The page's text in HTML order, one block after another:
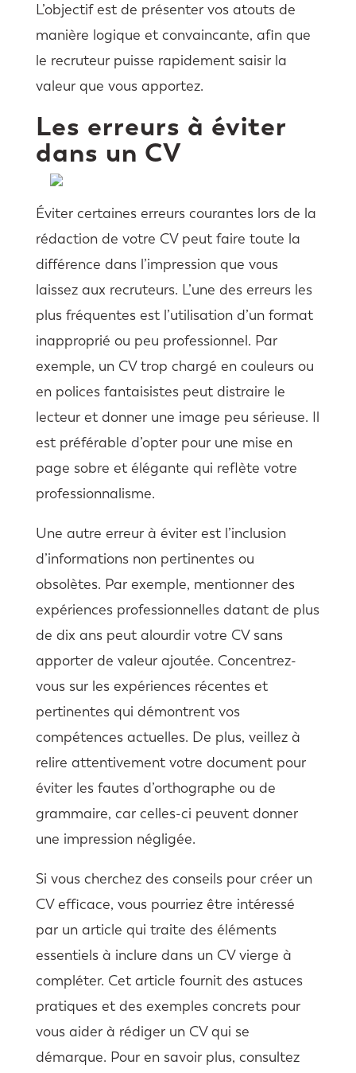
L’objectif est de présenter vos atouts de
manière logique et convaincante, afin que
le recruteur puisse rapidement saisir la
valeur que vous apportez.
Les erreurs à éviter
dans un CV
Éviter certaines erreurs courantes lors de la
rédaction de votre CV peut faire toute la
différence dans l’impression que vous
laissez aux recruteurs. L’une des erreurs les
plus fréquentes est l’utilisation d’un format
inapproprié ou peu professionnel. Par
exemple, un CV trop chargé en couleurs ou
en polices fantaisistes peut distraire le
lecteur et donner une image peu sérieuse. Il
est préférable d’opter pour une mise en
page sobre et élégante qui reflète votre
professionnalisme.
Une autre erreur à éviter est l’inclusion
d’informations non pertinentes ou
obsolètes. Par exemple, mentionner des
expériences professionnelles datant de plus
de dix ans peut alourdir votre CV sans
apporter de valeur ajoutée. Concentrez-
vous sur les expériences récentes et
pertinentes qui démontrent vos
compétences actuelles. De plus, veillez à
relire attentivement votre document pour
éviter les fautes d’orthographe ou de
grammaire, car celles-ci peuvent donner
une impression négligée.
Si vous cherchez des conseils pour créer un
CV efficace, vous pourriez être intéressé
par un article qui traite des éléments
essentiels à inclure dans un CV vierge à
compléter. Cet article fournit des astuces
pratiques et des exemples concrets pour
vous aider à rédiger un CV qui se
démarque. Pour en savoir plus, consultez